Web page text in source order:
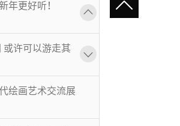
更好听！
或许可以游走其
绘画艺术交流展